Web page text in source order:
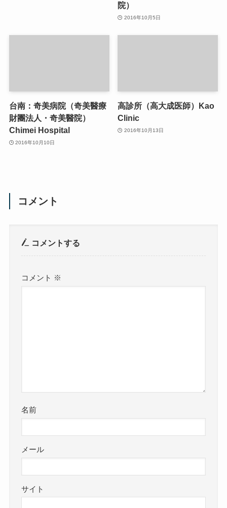
院）
2016年10月5日
台南：奇美病院（奇美醫療
財團法人・奇美醫院）
Chimei Hospital
2016年10月10日
高診所（高大成医師）Kao
Clinic
2016年10月13日
コメント
コメントする
コメント ※
名前
メール
サイト